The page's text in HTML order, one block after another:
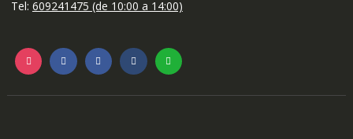
Tel: 609241475 (de 10:00 a 14:00)